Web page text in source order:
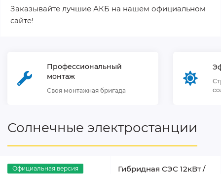
Заказывайте лучшие АКБ на нашем официальном
сайте!
Профессиональный
монтаж
Своя монтажная бригада
Солнечные электростанции
Официальная версия
Гибридная СЭС 12кВт /